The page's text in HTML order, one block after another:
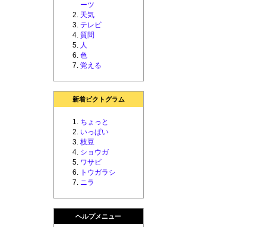
ーツ
天気
テレビ
質問
人
色
覚える
新着ピクトグラム
ちょっと
いっぱい
枝豆
ショウガ
ワサビ
トウガラシ
ニラ
ヘルプメニュー